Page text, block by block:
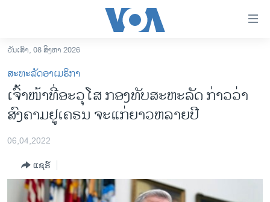
ເຂົ້າ
ຫາ
ຂ້າມ
ຂ້າມ
ຂ້າມ
ຫາ
ລາວ
ອາເມຣິກາ
ການເລືອກຕັ້ງ ປະທານາທີບໍດີ ສະຫະລັດ 2024
ຂ່າວ​ຈີນ
ໂລກ
ເອເຊຍ
ວັນເສົາ, 08 ສິງຫາ 2026
ສະຫະລັດອາເມຣິກາ
ເຈົ້າໜ້າທີ່ອະ​ວຸ​ໂສ​ ກອງທັບສະຫະລັດ ກ່າວວ່າ
ສົງຄາມຢູເຄຣນ ຈະແກ່ຍາວຫລາຍປີ
06,04,2022
ແຊຣ໌